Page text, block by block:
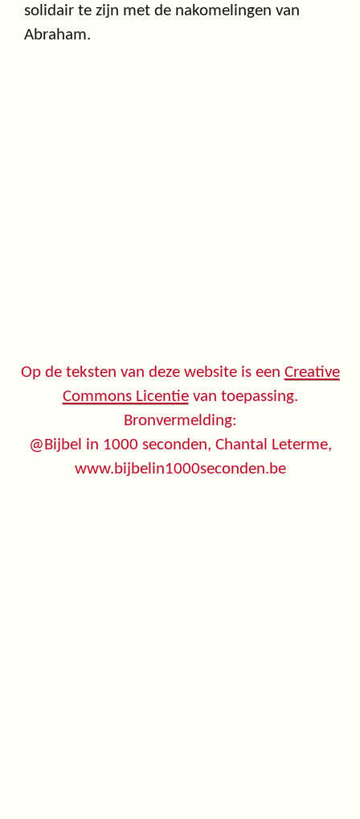
solidair te zijn met de nakomelingen van
Abraham.
Op de teksten van deze website is een Creative
Commons Licentievan toepassing.
Bronvermelding:
@Bijbel in 1000 seconden, Chantal Leterme,
www.bijbelin1000seconden.be